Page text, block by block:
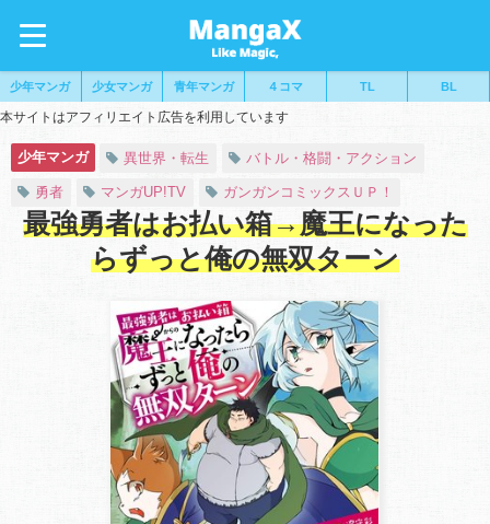
少年マンガ 少女マンガ 青年マンガ ４コマ TL BL
本サイトはアフィリエイト広告を利用しています
少年マンガ 異世界・転生 バトル・格闘・アクション
勇者 マンガUP!TV ガンガンコミックスＵＰ！
最強勇者はお払い箱→魔王になった
らずっと俺の無双ターン